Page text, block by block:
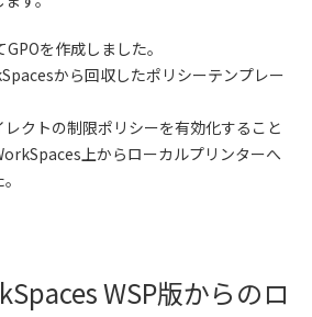
を作成しました。
から回収したポリシーテンプレー
クトの制限ポリシーを有効化すること
上からローカルプリンターへ
WSP版からのロ